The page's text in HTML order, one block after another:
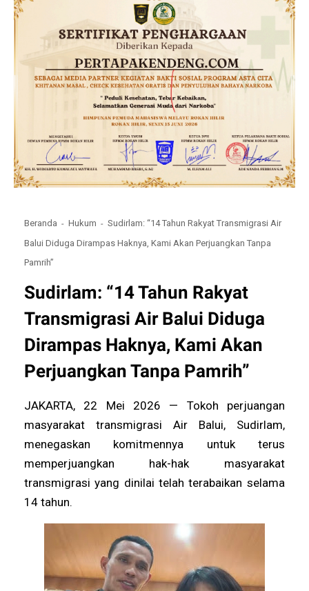
Beranda Hukum
Sudirlam: “14 Tahun Rakyat Transmigrasi Air
Balui Diduga Dirampas Haknya, Kami Akan Perjuangkan Tanpa
Pamrih”
Sudirlam: “14 Tahun Rakyat
Transmigrasi Air Balui Diduga
Dirampas Haknya, Kami Akan
Perjuangkan Tanpa Pamrih”
JAKARTA, 22 Mei 2026 — Tokoh perjuangan
masyarakat transmigrasi Air Balui, Sudirlam,
menegaskan komitmennya untuk terus
memperjuangkan hak-hak masyarakat
transmigrasi yang dinilai telah terabaikan selama
14 tahun.